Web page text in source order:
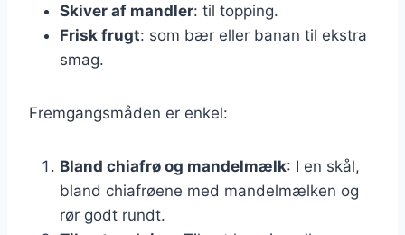
Skiver af mandler: til topping.
Frisk frugt: som bær eller banan til ekstra
smag.
Fremgangsmåden er enkel:
Bland chiafrø og mandelmælk: I en skål,
bland chiafrøene med mandelmælken og
rør godt rundt.